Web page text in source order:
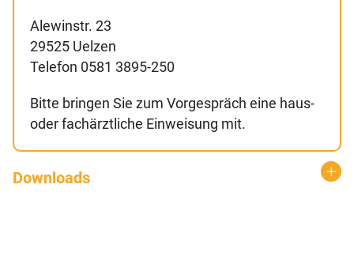
Alewinstr. 23
29525 Uelzen
Telefon 0581 3895-250
Bitte bringen Sie zum Vorgespräch eine haus-
oder fachärztliche Einweisung mit.
Downloads